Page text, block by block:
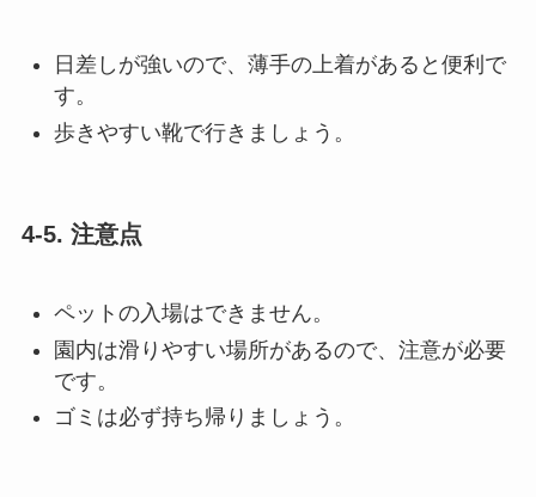
日差しが強いので、薄手の上着があると便利で
す。
歩きやすい靴で行きましょう。
4-5. 注意点
ペットの入場はできません。
園内は滑りやすい場所があるので、注意が必要
です。
ゴミは必ず持ち帰りましょう。